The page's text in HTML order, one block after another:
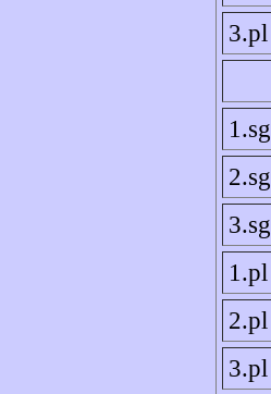
3.pl
1.sg
2.sg
3.sg
1.pl
2.pl
3.pl